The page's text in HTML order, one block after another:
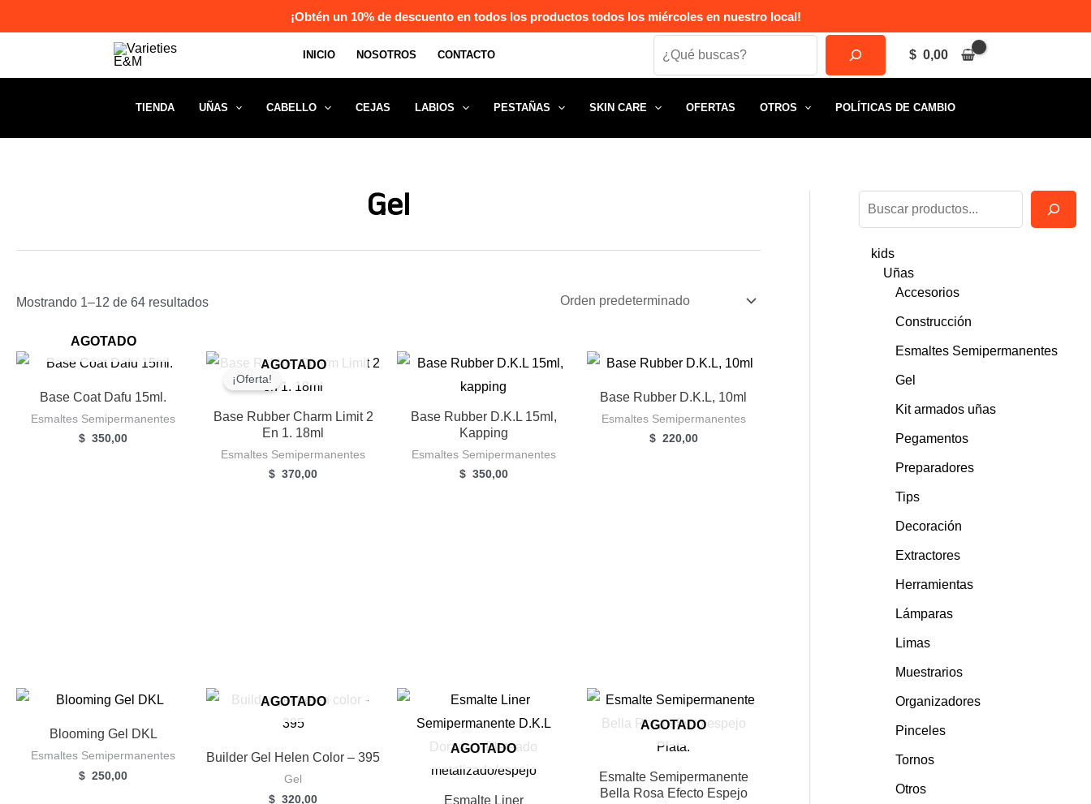
al
¡Obtén un 10% de descuento en todos los productos todos los miércoles en nuestro local!
INICIO NOSOTROS CONTACTO
Search
$ 0,00
TIENDA UÑAS CABELLO CEJAS LABIOS PESTAÑAS SKIN CARE OFERTAS OTROS POLÍTICAS DE CAMBIO
Gel
Mostrando 1–12 de 64 resultados
AGOTADO
Base Coat Dafu 15ml.
Esmaltes Semipermanentes
$ 350,00
AGOTADO
¡Oferta!
Base Rubber Charm Limit 2
En 1. 18ml
Esmaltes Semipermanentes
$ 370,00
Base Rubber D.K.L 15ml,
Kapping
Esmaltes Semipermanentes
$ 350,00
Base Rubber D.K.L, 10ml
Esmaltes Semipermanentes
$ 220,00
Blooming Gel DKL
Esmaltes Semipermanentes
$ 250,00
AGOTADO
Builder Gel Helen Color – 395
Gel
$ 320,00
AGOTADO
Esmalte Liner
AGOTADO
Esmalte Semipermanente
Bella Rosa Efecto Espejo
u
kids
Uñas
Accesorios
Construcción
Esmaltes Semipermanentes
Gel
Kit armados uñas
Pegamentos
Preparadores
Tips
Decoración
Extractores
Herramientas
Lámparas
Limas
Muestrarios
Organizadores
Pinceles
Tornos
Otros